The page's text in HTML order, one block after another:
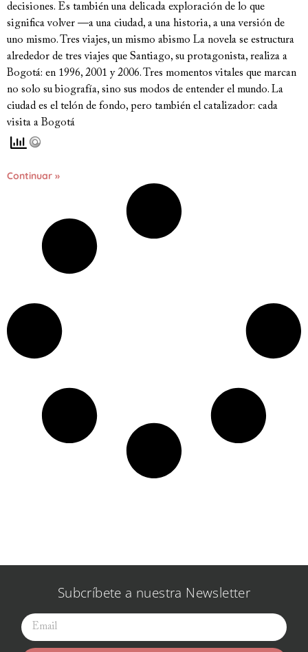
decisiones. Es también una delicada exploración de lo que
significa volver —a una ciudad, a una historia, a una versión de
uno mismo. Tres viajes, un mismo abismo La novela se estructura
alrededor de tres viajes que Santiago, su protagonista, realiza a
Bogotá: en 1996, 2001 y 2006. Tres momentos vitales que marcan
no solo su biografía, sino sus modos de entender el mundo. La
ciudad es el telón de fondo, pero también el catalizador: cada
visita a Bogotá
Continuar »
Subcríbete a nuestra Newsletter